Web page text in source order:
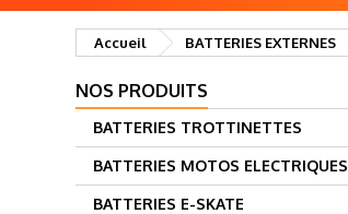
Accueil BATTERIES EXTERNES
NOS PRODUITS
BATTERIES TROTTINETTES
BATTERIES MOTOS ELECTRIQUES
BATTERIES E-SKATE